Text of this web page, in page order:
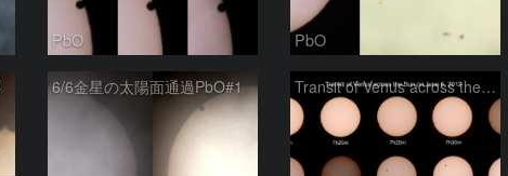
PbO PbO
6/6金星の太陽面通過PbO#1 Transit of Venus across the Sun